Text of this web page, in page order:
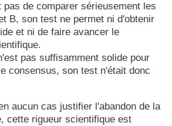
pas de comparer sérieusement les
B, son test ne permet ni d'obtenir
et ni de faire avancer le
pas suffisamment solide pour
consensus, son test n'était donc
aucun cas justifier l'abandon de la
cette rigueur scientifique est